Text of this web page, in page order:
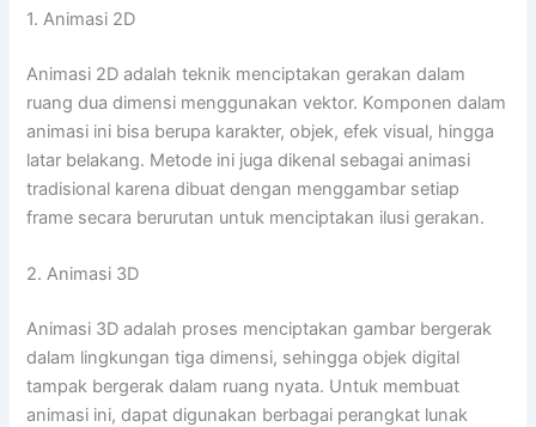
1. Animasi 2D
Animasi 2D adalah teknik menciptakan gerakan dalam
ruang dua dimensi menggunakan vektor. Komponen dalam
animasi ini bisa berupa karakter, objek, efek visual, hingga
latar belakang. Metode ini juga dikenal sebagai animasi
tradisional karena dibuat dengan menggambar setiap
frame secara berurutan untuk menciptakan ilusi gerakan.
2. Animasi 3D
Animasi 3D adalah proses menciptakan gambar bergerak
dalam lingkungan tiga dimensi, sehingga objek digital
tampak bergerak dalam ruang nyata. Untuk membuat
animasi ini, dapat digunakan berbagai perangkat lunak